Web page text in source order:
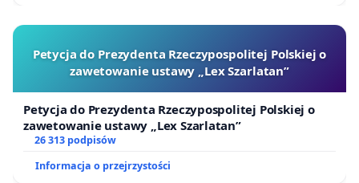
List otwarty do Prezydenta RP, Marszałka Sejmu
RP, Marszałka Senatu RP, Prezesa Rady
Ministrów oraz Wiceprezesów Rady Ministrów w
sprawie finansowania nauki, w tym zwłaszcza
Narodowego Centrum Nauki, jako filaru rozwoju
i bezpieczeństwa Polski
Petycja do Prezydenta Rzeczypospolitej Polskiej o
zawetowanie ustawy „Lex Szarlatan”
Petycja do Prezydenta Rzeczypospolitej Polskiej o
zawetowanie ustawy „Lex Szarlatan”
26 313 podpisów
Informacja o przejrzystości